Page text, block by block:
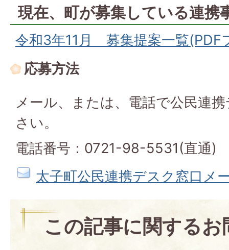
現在、町が募集している連携
令和3年11月 募集提案一覧(PDF
応募方法
メール、または、電話で公民連
さい。
電話番号：0721-98-5531(直通)
太子町公民連携デスク窓口メ
この記事に関する